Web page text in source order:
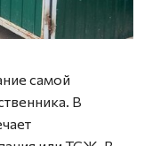
самой
В